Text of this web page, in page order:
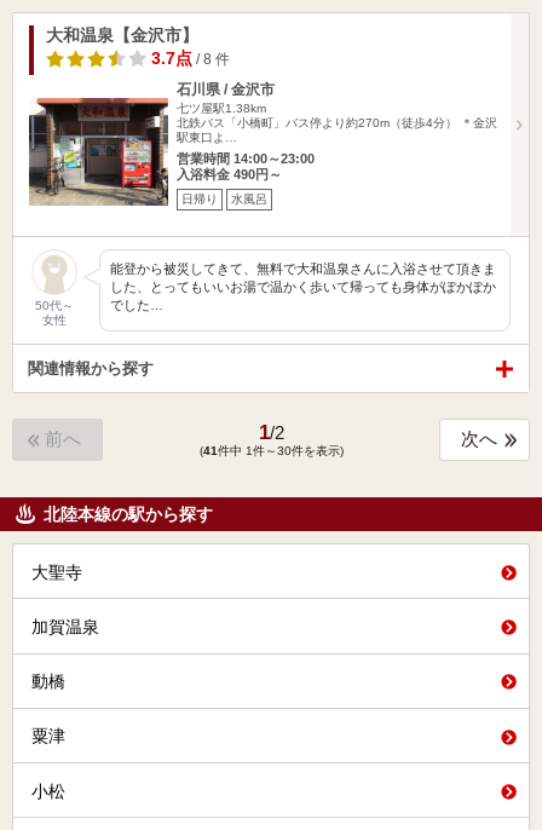
大和温泉【金沢市】
3.7点 / 8 件
石川県 / 金沢市
七ツ屋駅1.38km
北鉄バス「小橋町」バス停より約270m（徒歩4分） ＊金沢
駅東口よ…
営業時間 14:00～23:00
入浴料金 490円～
日帰り 水風呂
50代～
女性
能登から被災してきて、無料で大和温泉さんに入浴させて頂きま
した、とってもいいお湯で温かく歩いて帰っても身体がぽかぽか
でした…
関連情報から探す
前へ 1/2
(41件中 1件～30件を表示)
次へ
北陸本線の駅から探す
大聖寺
加賀温泉
動橋
粟津
小松